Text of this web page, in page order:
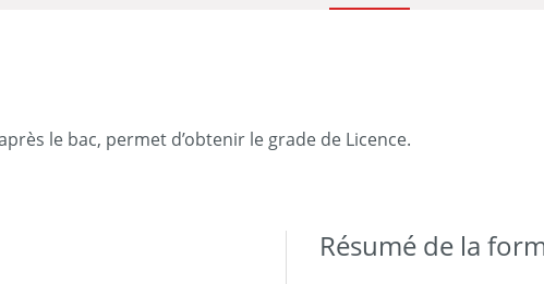
le bac, permet d’obtenir le grade de Licence.
Résumé de la